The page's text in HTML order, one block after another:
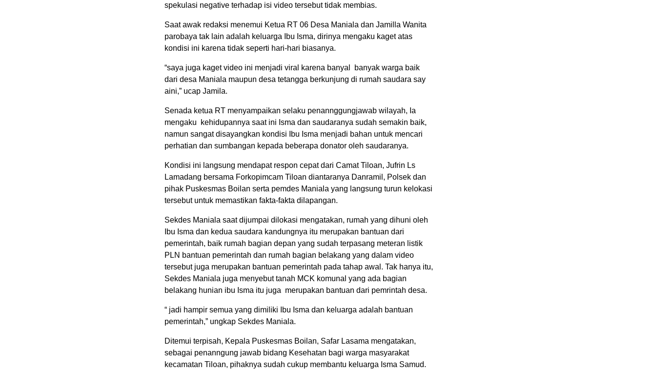
spekulasi negative terhadap isi video tersebut tidak membias.
Saat awak redaksi menemui Ketua RT 06 Desa Maniala dan Jamilla Wanita
parobaya tak lain adalah keluarga Ibu Isma, dirinya mengaku kaget atas
kondisi ini karena tidak seperti hari-hari biasanya.
“saya juga kaget video ini menjadi viral karena banyal banyak warga baik
dari desa Maniala maupun desa tetangga berkunjung di rumah saudara say
aini,” ucap Jamila.
Senada ketua RT menyampaikan selaku penannggungjawab wilayah, Ia
mengaku kehidupannya saat ini Isma dan saudaranya sudah semakin baik,
namun sangat disayangkan kondisi Ibu Isma menjadi bahan untuk mencari
perhatian dan sumbangan kepada beberapa donator oleh saudaranya.
Kondisi ini langsung mendapat respon cepat dari Camat Tiloan, Jufrin Ls
Lamadang bersama Forkopimcam Tiloan diantaranya Danramil, Polsek dan
pihak Puskesmas Boilan serta pemdes Maniala yang langsung turun kelokasi
tersebut untuk memastikan fakta-fakta dilapangan.
Sekdes Maniala saat dijumpai dilokasi mengatakan, rumah yang dihuni oleh
Ibu Isma dan kedua saudara kandungnya itu merupakan bantuan dari
pemerintah, baik rumah bagian depan yang sudah terpasang meteran listik
PLN bantuan pemerintah dan rumah bagian belakang yang dalam video
tersebut juga merupakan bantuan pemerintah pada tahap awal. Tak hanya itu,
Sekdes Maniala juga menyebut tanah MCK komunal yang ada bagian
belakang hunian ibu Isma itu juga merupakan bantuan dari pemrintah desa.
“ jadi hampir semua yang dimiliki Ibu Isma dan keluarga adalah bantuan
pemerintah,” ungkap Sekdes Maniala.
Ditemui terpisah, Kepala Puskesmas Boilan, Safar Lasama mengatakan,
sebagai penanngung jawab bidang Kesehatan bagi warga masyarakat
kecamatan Tiloan, pihaknya sudah cukup membantu keluarga Isma Samud.